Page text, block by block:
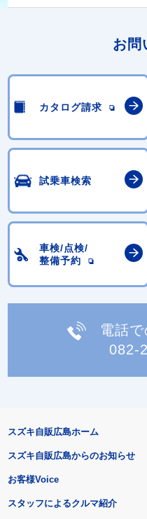
お問
カタログ請求
試乗車検索
車検/点検/
整備予約
電話
082-
スズキ自販広島ホーム
スズキ自販広島からのお知らせ
お客様Voice
スタッフによるクルマ紹介